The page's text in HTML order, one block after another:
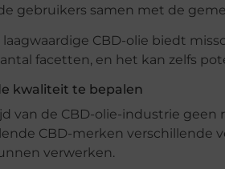
gebruikers samen met de
CBD-olie biedt
facetten, en het kan zelfs
kwaliteit te bepalen
van de CBD-olie-industrie
CBD-merken verschillende
verwerken.